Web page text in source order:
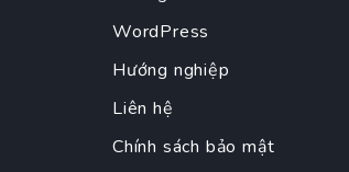
WordPress
Hướng nghiệp
Liên hệ
Chính sách bảo mật